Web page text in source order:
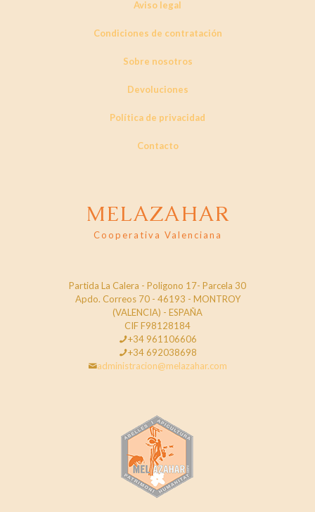
Aviso legal
Condiciones de contratación
Sobre nosotros
Devoluciones
Política de privacidad
Contacto
MELAZAHAR
Cooperativa Valenciana
Partida La Calera - Poligono 17- Parcela 30
Apdo. Correos 70 - 46193 - MONTROY
(VALENCIA) - ESPAÑA
CIF F98128184
+34 961106606
+34 692038698
administracion@melazahar.com